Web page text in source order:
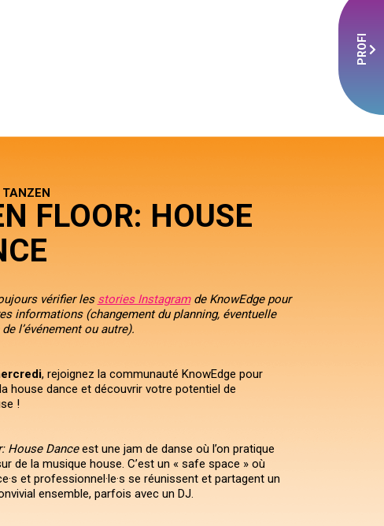
PROFI
FLOOR: HOUSE
vérifier les stories Instagramde KnowEdgepour
informations (changement du planning, éventuelle
l’événement ou autre).
, rejoignez la communauté KnowEdge pour
house dance et découvrir votre potentiel de
!
House Danceest une jam de danse où l’on pratique
de la musique house. C’est un « safe space » où
et professionnel·le·s se réunissent et partagent un
ensemble, parfois avec un DJ.